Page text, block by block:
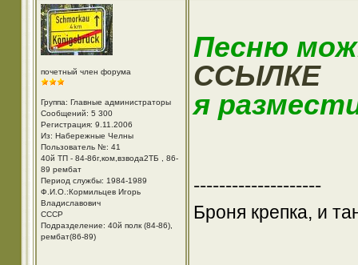
почетный член форума
Группа: Главные администраторы
Сообщений: 5 300
Регистрация: 9.11.2006
Из: Набережные Челны
Пользователь №: 41
40й ТП - 84-86г,ком,взвода2ТБ , 86-
89 рембат
Период службы: 1984-1989
Ф.И.О.:Кормильцев Игорь
Владиславович
СССР
Подразделение: 40й полк (84-86),
рембат(86-89)
Песню
ССЫЛКЕ
я
--------------------
Броня крепка, и